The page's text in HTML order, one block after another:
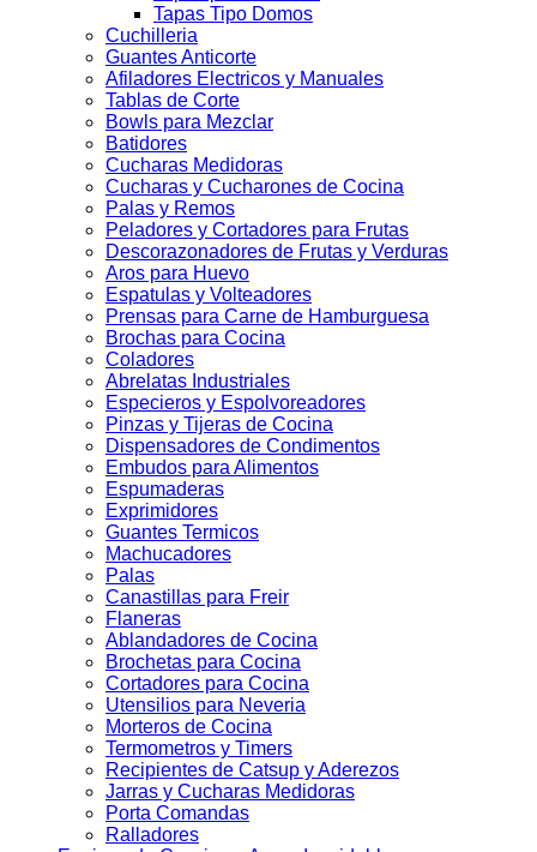
Tapas Tipo Domos
Cuchilleria
Guantes Anticorte
Afiladores Electricos y Manuales
Tablas de Corte
Bowls para Mezclar
Batidores
Cucharas Medidoras
Cucharas y Cucharones de Cocina
Palas y Remos
Peladores y Cortadores para Frutas
Descorazonadores de Frutas y Verduras
Aros para Huevo
Espatulas y Volteadores
Prensas para Carne de Hamburguesa
Brochas para Cocina
Coladores
Abrelatas Industriales
Especieros y Espolvoreadores
Pinzas y Tijeras de Cocina
Dispensadores de Condimentos
Embudos para Alimentos
Espumaderas
Exprimidores
Guantes Termicos
Machucadores
Palas
Canastillas para Freir
Flaneras
Ablandadores de Cocina
Brochetas para Cocina
Cortadores para Cocina
Utensilios para Neveria
Morteros de Cocina
Termometros y Timers
Recipientes de Catsup y Aderezos
Jarras y Cucharas Medidoras
Porta Comandas
Ralladores